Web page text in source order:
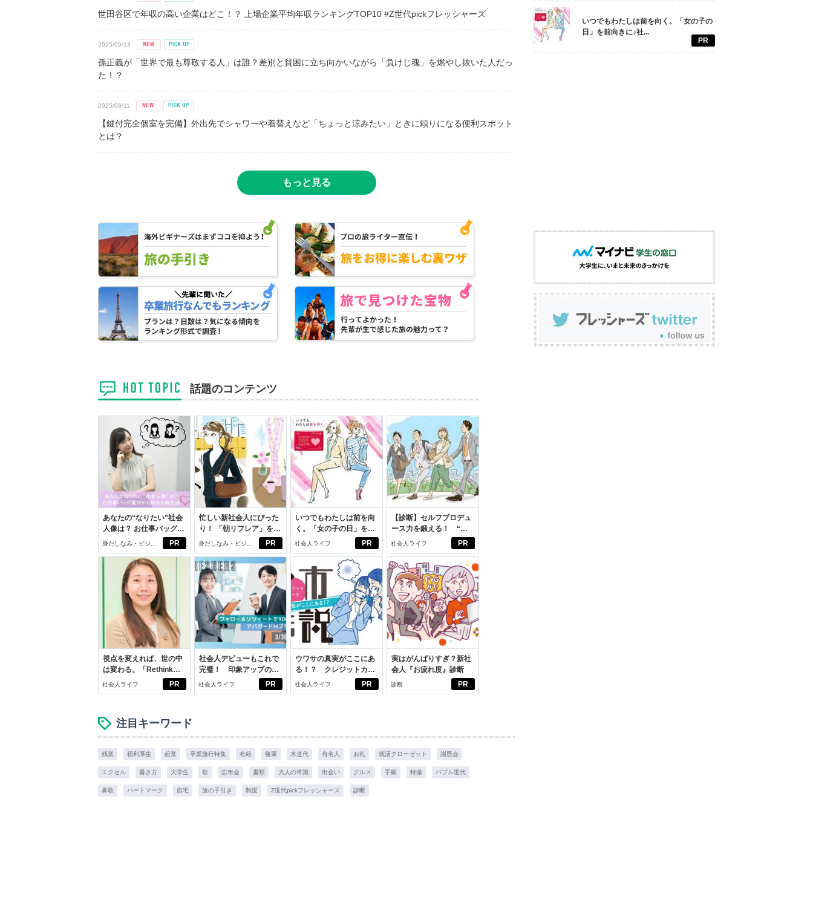
世田谷区で年収の高い企業はどこ！？ 上場企業平均年収ランキングTOP10 #Z世代pickフレッシャーズ
2025/09/13
孫正義が「世界で最も尊敬する人」は誰？差別と貧困に立ち向かいながら「負けじ魂」を燃やし抜いた人だっ
た！？
2025/08/11
【鍵付完全個室を完備】外出先でシャワーや着替えなど「ちょっと涼みたい」ときに頼りになる便利スポット
とは？
もっと見る
話題のコンテンツ
PR
あなたの“なりたい”社会
人像は？ お仕事バッグ選
びから始める新生活
身だしなみ・ビジネ
スアイテム
PR
忙しい新社会人にぴった
り！ 「朝リフレア」をは
じめよう。しっかりニオ
イケアして24時間快適。
身だしなみ・ビジネ
スアイテム
PR
いつでもわたしは前を向
く。「女の子の日」を前
向きに♪社会人エリ・大
社会人ライフ PR
【診断】セルフプロデュ
ース力を鍛える！ “ジ
ブン観”診断
社会人ライフ
PR
視点を変えれば、世の中
は変わる。「Rethink
PROJECT」がつたえた
社会人ライフ PR
社会人デビューもこれで
完璧！ 印象アップのセ
ルフプロデュース術
社会人ライフ PR
ウワサの真実がここにあ
る！？ クレジットカー
ドの都市伝説
社会人ライフ PR
実はがんばりすぎ？新社
会人『お疲れ度』診断
診断
注目キーワード
残業 福利厚生 起業 卒業旅行特集 有給 後輩 水道代 有名人 お礼 就活クローゼット 謝恩会
エクセル 書き方 大学生 歌 忘年会 書類 大人の常識 出会い グルメ 手帳 特撮 バブル世代
鼻歌 ハートマーク 自宅 旅の手引き 制度 Z世代pickフレッシャーズ 診断
いつでもわたしは前を向く。「女の子の
日」を前向きに♪社...
PR